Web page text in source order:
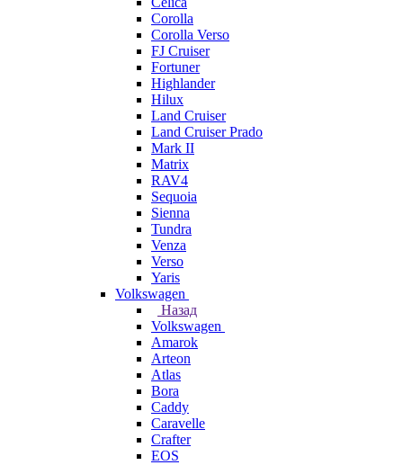
Corolla
Corolla Verso
FJ Cruiser
Fortuner
Highlander
Hilux
Land Cruiser
Land Cruiser Prado
Mark II
Matrix
RAV4
Sequoia
Sienna
Tundra
Venza
Verso
Yaris
Volkswagen
Назад
Volkswagen
Amarok
Arteon
Atlas
Bora
Caddy
Caravelle
Crafter
EOS